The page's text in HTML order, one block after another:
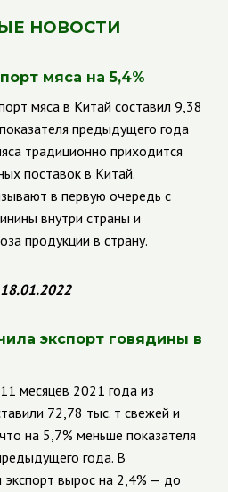
НОВОСТИ
мяса на 5,4%
мяса в Китай составил 9,38
предыдущего года
традиционно приходится
поставок в Китай.
в первую очередь с
внутри страны и
продукции в страну.
экспорт говядины в
месяцев 2021 года из
72,78 тыс. т свежей и
на 5,7% меньше показателя
года. В
вырос на 2,4% — до